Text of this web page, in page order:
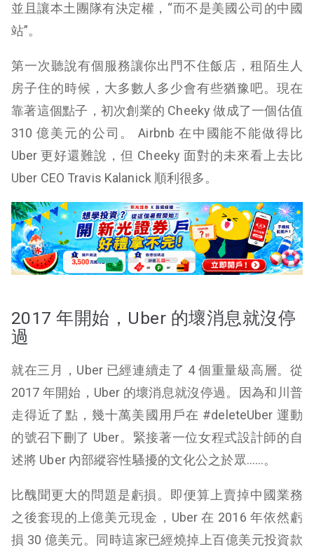
並且讓本土團隊有決定權，“而不是美國公司的中國
站”。
第一次聽說有個服務讓你出門不住飯店，租陌生人
房子住的時候，大多數人多少會有些猶豫吧。現在
靠著這個點子，初次創業的 Cheeky 做成了一個估值
310 億美元的公司。Airbnb 在中國能不能做得比
Uber 更好還難說，但 Cheeky 面對的未來看上去比
Uber CEO Travis Kalanick 順利很多。
2017 年開始，Uber 的壞消息就沒停
過
就在三月，Uber 已經連續走了 4 個重量級高層。從
2017 年開始，Uber 的壞消息就沒停過。因為和川普
走得近了點，幾十萬美國用戶在 #deleteUber 運動
的號召下刪了 Uber。緊接著一位女程式設計師的自
述將 Uber 內部縱容性騷擾的文化公之於眾……。
比醜聞更大的問題是虧損。即便算上賣掉中國業務
之後套現的上億美元現金，Uber 在 2016 年依然虧
損 30 億美元。同時這家已經燒掉上百億美元投資款